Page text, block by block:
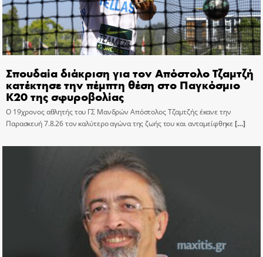
Σπουδαία διάκριση για τον Απόστολο Τζαμτζή
κατέκτησε την πέμπτη θέση στο Παγκόσμιο
Κ20 της σφυροβολίας
Ο 19χρονος αθλητής του ΓΣ Μανδρών Απόστολος Τζαμτζής έκανε την
Παρασκευή 7.8.26 τον καλύτερο αγώνα της ζωής του και ανταμείφθηκε[…]